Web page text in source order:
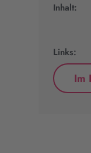
Inhalt:
Links:
Im